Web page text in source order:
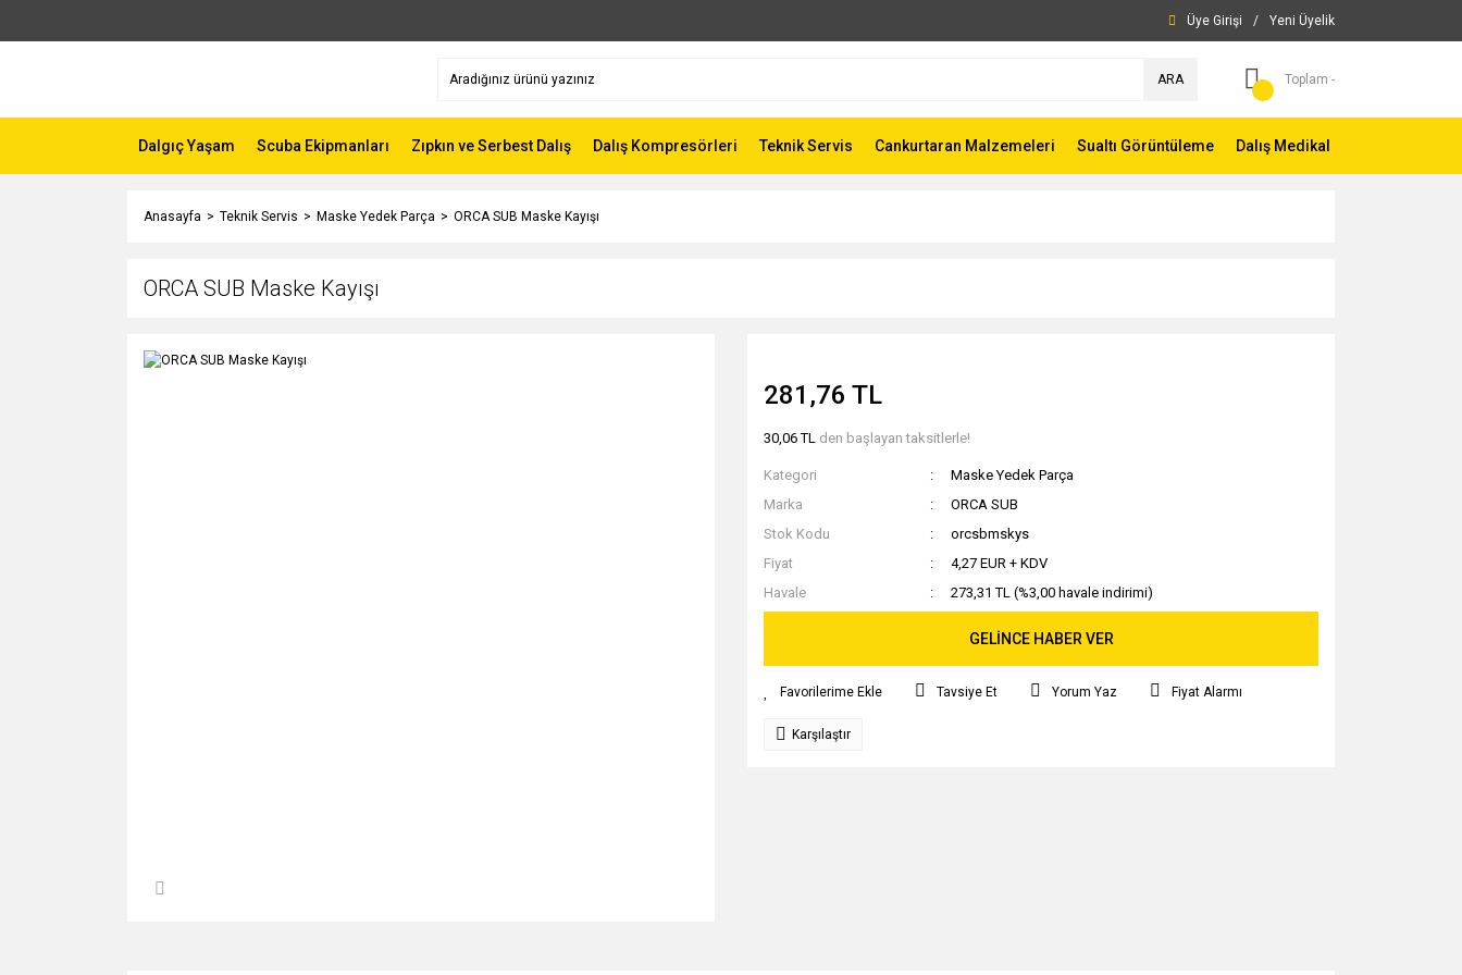
Üye Girişi / Yeni Üyelik
ARA Toplam -
Dalgıç Yaşam Scuba Ekipmanları Zıpkın ve Serbest Dalış Dalış Kompresörleri Teknik Servis Cankurtaran Malzemeleri Sualtı Görüntüleme Dalış Medikal
Anasayfa Teknik Servis Maske Yedek Parça ORCA SUB Maske Kayışı
ORCA SUB Maske Kayışı
281,76 TL
30,06 TL den başlayan taksitlerle!
Kategori
Maske Yedek Parça
Marka
ORCA SUB
Stok Kodu
orcsbmskys
Fiyat
4,27 EUR + KDV
Havale
273,31 TL (%3,00 havale indirimi)
GELİNCE HABER VER
Tavsiye Et Yorum Yaz Fiyat Alarmı
Karşılaştır